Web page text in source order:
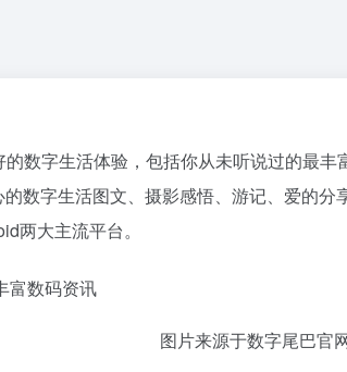
数字生活体验，包括你从未听说过的最
数字生活图文、摄影感悟、游记、爱的分
两大主流平台。
图片来源于数字尾巴官